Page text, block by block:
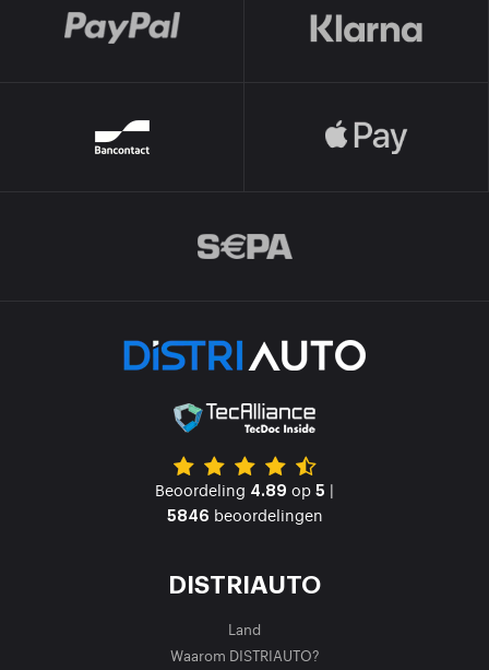
Beoordeling 4.89 op 5 |
5846 beoordelingen
DISTRIAUTO
Land
Waarom DISTRIAUTO?